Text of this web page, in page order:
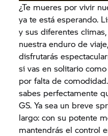
¿Te mueres por vivir
ya te está esperando.
y sus diferentes
nuestra enduro de viaje,
disfrutarás
si vas en solitario
por falta de
sabes perfectamente
GS. Ya sea un breve
largo: con su potente
mantendrás el control